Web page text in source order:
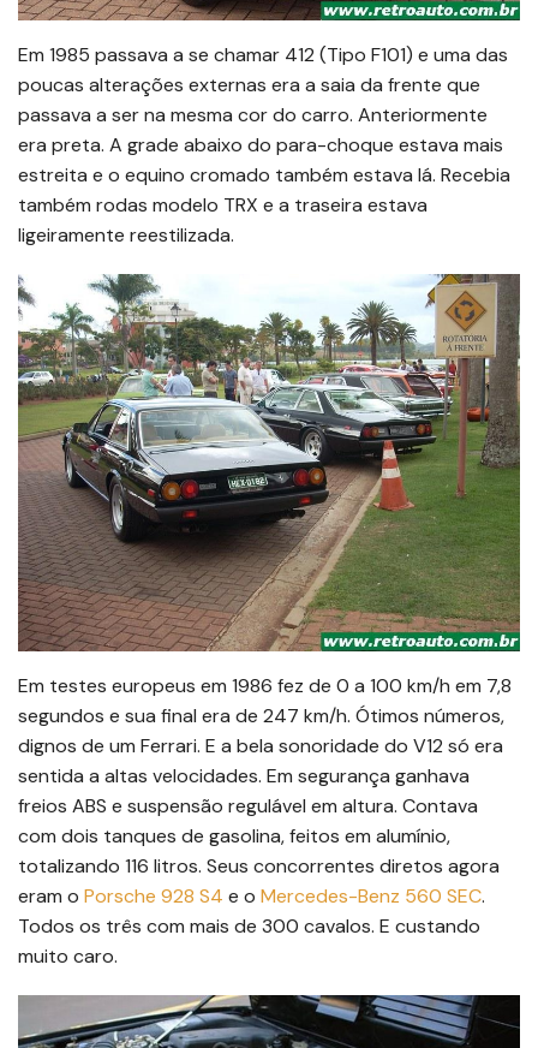
Em 1985 passava a se chamar 412 (Tipo F101) e uma das
poucas alterações externas era a saia da frente que
passava a ser na mesma cor do carro. Anteriormente
era preta. A grade abaixo do para-choque estava mais
estreita e o equino cromado também estava lá. Recebia
também rodas modelo TRX e a traseira estava
ligeiramente reestilizada.
Em testes europeus em 1986 fez de 0 a 100 km/h em 7,8
segundos e sua final era de 247 km/h. Ótimos números,
dignos de um Ferrari. E a bela sonoridade do V12 só era
sentida a altas velocidades. Em segurança ganhava
freios ABS e suspensão regulável em altura. Contava
com dois tanques de gasolina, feitos em alumínio,
totalizando 116 litros. Seus concorrentes diretos agora
eram o Porsche 928 S4 e o Mercedes-Benz 560 SEC.
Todos os três com mais de 300 cavalos. E custando
muito caro.